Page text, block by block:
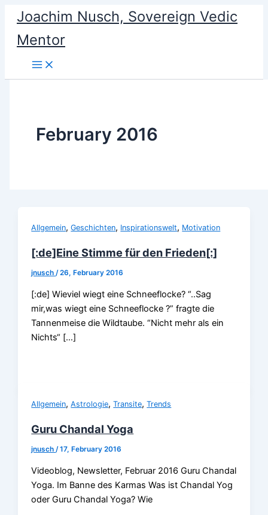
content
Joachim Nusch, Sovereign Vedic
Mentor
February 2016
Allgemein,Geschichten, Inspirationswelt, Motivation
[:de]Eine Stimme für den Frieden[:]
jnusch/26, February 2016
[:de] Wieviel wiegt eine Schneeflocke? “..Sag
mir,was wiegt eine Schneeflocke ?” fragte die
Tannenmeise die Wildtaube. “Nicht mehr als ein
Nichts“ […]
Allgemein,Astrologie,Transite,Trends
Guru Chandal Yoga
jnusch/17, February 2016
Videoblog, Newsletter, Februar 2016 Guru Chandal
Yoga. Im Banne des Karmas Was ist Chandal Yog
oder Guru Chandal Yoga? Wie